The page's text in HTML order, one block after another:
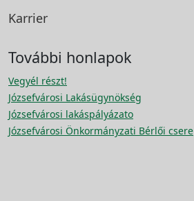
Karrier
További honlapok
Vegyél részt!
Józsefvárosi Lakásügynökség
Józsefvárosi lakáspályázato
Józsefvárosi Önkormányzati Bérlői csere